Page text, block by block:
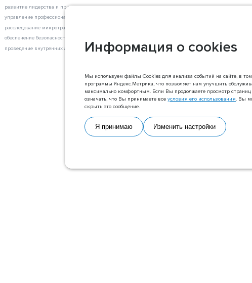
Информация о cookies
Мы используем файлы Сookies для анализа событий на сайте, в
программы Яндекс.Метрика, что позволяет нам улучшить
максимально комфортным. Если Вы продолжаете просмотр страниц
означать, что Вы принимаете всеусловия его использования. Вы
скрыть это сообщение.
Я принимаю Изменить настройки
развитие лидерства и приверженности руководства
управление профессиональными рисками
расследование микротравм и потенциально опасных происшествий
обеспечение безопасности работников подрядных организаций
проведение внутренних аудитов СУОТ и ПБ